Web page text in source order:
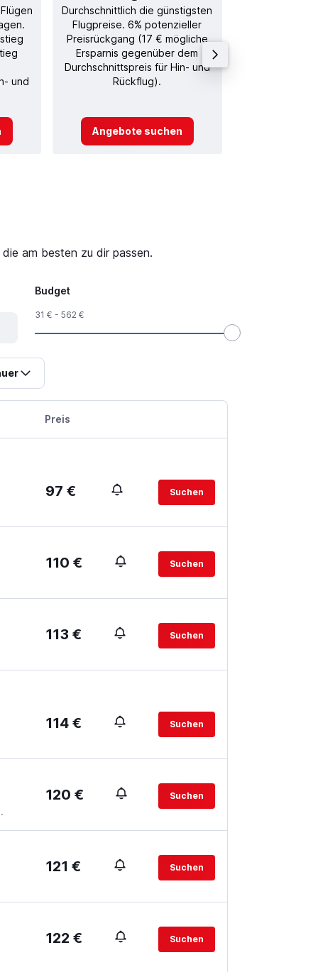
und
Durchschnittlich die günstigsten
Flugpreise. 6% potenzieller
Preisrückgang (17 € mögliche
Ersparnis gegenüber dem
Durchschnittspreis für Hin- und
Rückflug).
Angebote suchen
am besten zu dir passen.
Budget
31 € - 562 €
Preis
97 € Suchen
110 € Suchen
113 € Suchen
114 € Suchen
120 € Suchen
121 € Suchen
122 € Suchen